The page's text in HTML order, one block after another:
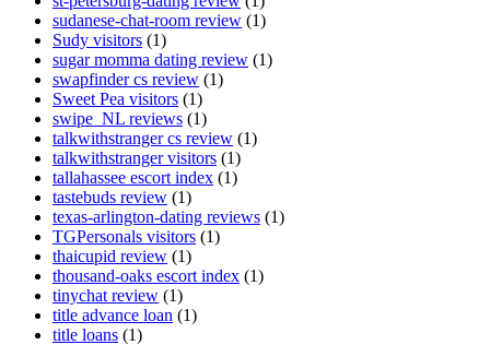
sudanese-chat-room review (1)
Sudy visitors (1)
sugar momma dating review (1)
swapfinder cs review (1)
Sweet Pea visitors (1)
swipe_NL reviews (1)
talkwithstranger cs review (1)
talkwithstranger visitors (1)
tallahassee escort index (1)
tastebuds review (1)
texas-arlington-dating reviews (1)
TGPersonals visitors (1)
thaicupid review (1)
thousand-oaks escort index (1)
tinychat review (1)
title advance loan (1)
title loans (1)